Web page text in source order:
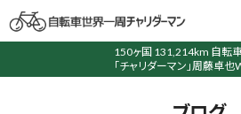
150ヶ国 131,214km 自転
「チャリダーマン」周藤卓也